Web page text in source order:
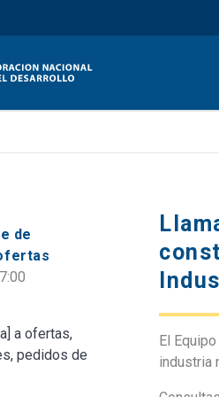
de
a ofertas,
pedidos de
El
industria